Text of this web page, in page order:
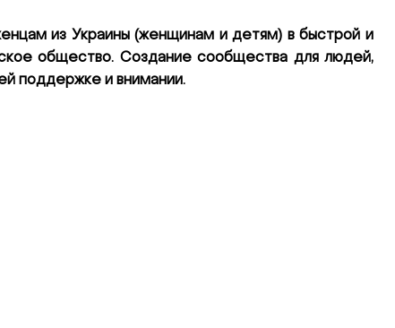
из Украины (женщинам и детям) в быстрой и
общество. Создание сообщества для людей,
поддержке и внимании.